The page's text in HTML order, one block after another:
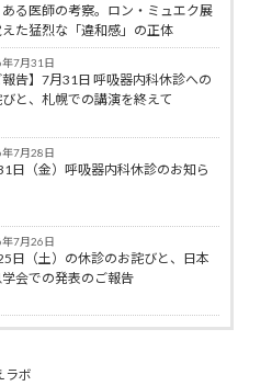
ある医師の考察。ロン・ミュエク展
た猛烈な「違和感」の正体
7月31日
報告】7月31日 呼吸器内科休診への
びと、札幌での講演を終えて
7月28日
日（金）呼吸器内科休診のお知ら
7月26日
日（土）の休診のお詫びと、日本
会での発表のご報告
ラボ